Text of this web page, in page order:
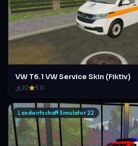
VW T6.1 VW Service Skin (Fiktiv)
10 5.0
Landwirtschaft Simulator 22